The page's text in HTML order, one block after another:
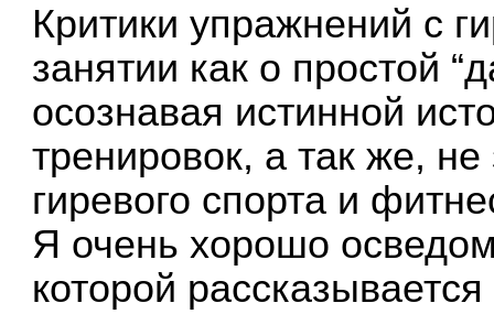
Критики упражнений с
занятии как о простой
осознавая истинной
тренировок, а так же,
гиревого спорта и
Я очень хорошо
которой